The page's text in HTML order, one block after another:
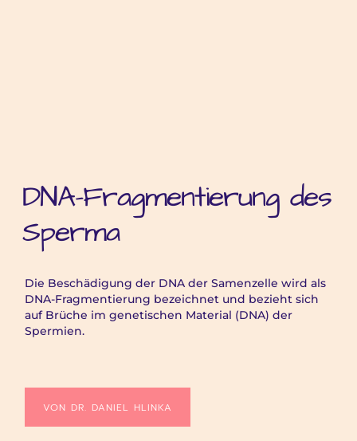
DNA-Fragmentierung des
Sperma
Die Beschädigung der DNA der Samenzelle wird als
DNA-Fragmentierung bezeichnet und bezieht sich
auf Brüche im genetischen Material (DNA) der
Spermien.
VON DR. DANIEL HLINKA